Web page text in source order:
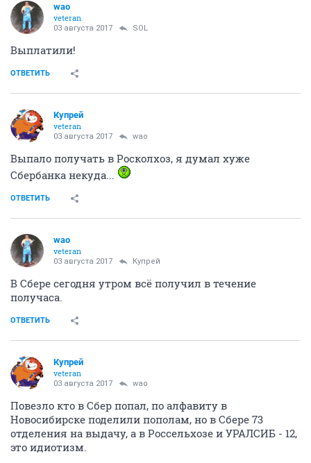
wao
veteran
03 августа 2017 SOL
Выплатили!
ОТВЕТИТЬ
Купрей
veteran
03 августа 2017 wao
Выпало получать в Росколхоз, я думал хуже
Сбербанка некуда...
ОТВЕТИТЬ
wao
veteran
03 августа 2017 Купрей
В Сбере сегодня утром всё получил в течение
получаса.
ОТВЕТИТЬ
Купрей
veteran
03 августа 2017 wao
Повезло кто в Сбер попал, по алфавиту в
Новосибирске поделили пополам, но в Сбере 73
отделения на выдачу, а в Россельхозе и УРАЛСИБ - 12,
это идиотизм.